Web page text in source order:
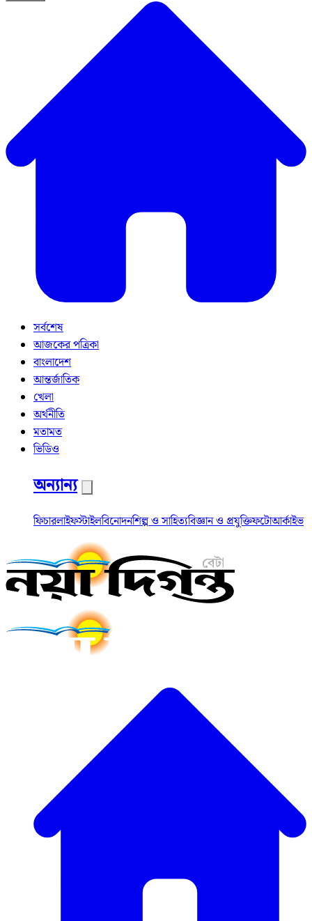
সর্বশেষ
আজকের পত্রিকা
বাংলাদেশ
আন্তর্জাতিক
খেলা
অর্থনীতি
মতামত
ভিডিও
অন্যান্য
ফিচারলাইফস্টাইলবিনোদনশিল্প ও সাহিত্যবিজ্ঞান ও প্রযুক্তিফটোআর্কাইভ